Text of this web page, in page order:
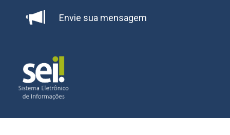
Envie sua mensagem